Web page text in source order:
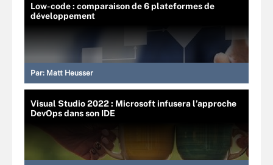
Low-code : comparaison de 6 plateformes de
développement
Par: Matt Heusser
Visual Studio 2022 : Microsoft infusera l’approche
DevOps dans son IDE